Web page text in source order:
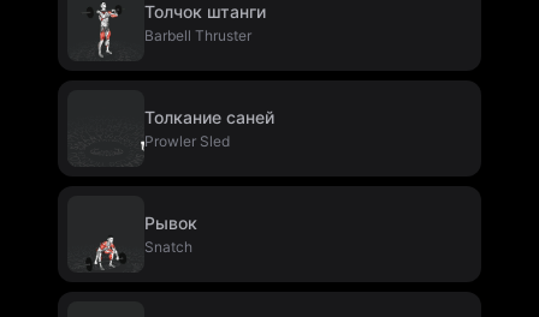
Толчок штанги
Barbell Thruster
Толкание саней
Prowler Sled
Рывок
Snatch